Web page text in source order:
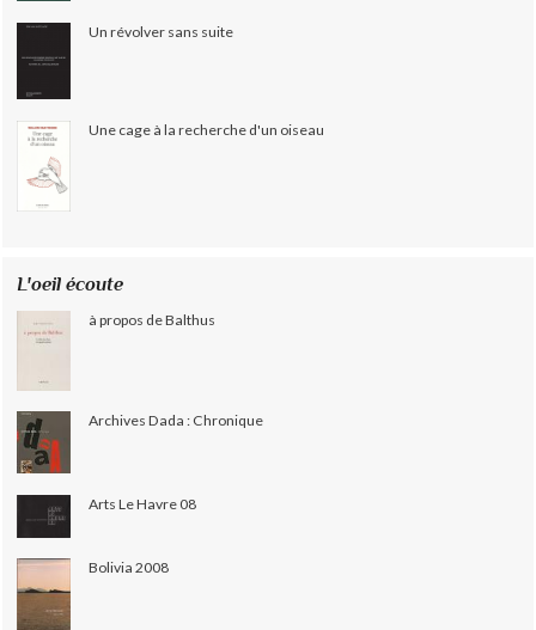
Un révolver sans suite
Une cage à la recherche d'un oiseau
L'oeil écoute
à propos de Balthus
Archives Dada : Chronique
Arts Le Havre 08
Bolivia 2008